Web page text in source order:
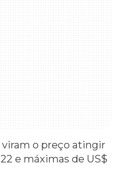
viram o preço atingir
e máximas de US$